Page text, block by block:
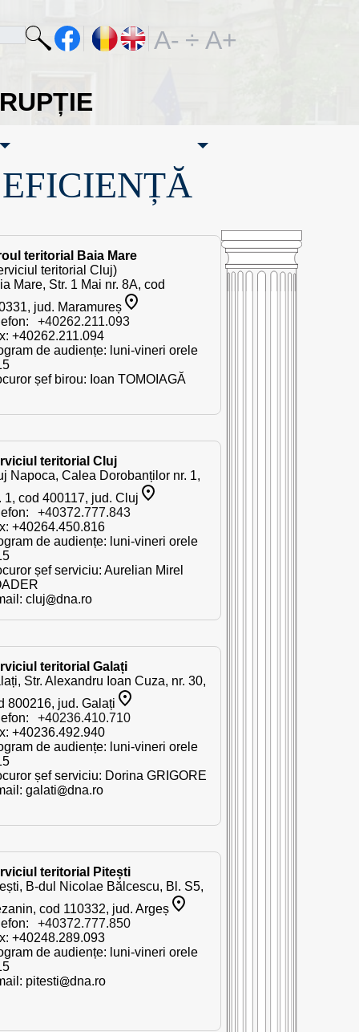
A- ÷ A+
teritorial Baia Mare
teritorial Cluj)
Mare, Str. 1 Mai nr. 8A, cod
jud. Maramureș
+40262.211.093
+40262.211.094
de audiențe: luni-vineri orele
șef birou: Ioan TOMOIAGĂ
teritorial Cluj
Napoca, Calea Dorobanților nr. 1,
1, cod 400117, jud. Cluj
+40372.777.843
+40264.450.816
de audiențe: luni-vineri orele
șef serviciu: Aurelian Mirel
cluj dna.ro
teritorial Galați
Str. Alexandru Ioan Cuza, nr. 30,
800216, jud. Galați
+40236.410.710
+40236.492.940
de audiențe: luni-vineri orele
șef serviciu: Dorina GRIGORE
galati dna.ro
teritorial Pitești
B-dul Nicolae Bălcescu, Bl. S5,
cod 110332, jud. Argeș
+40372.777.850
+40248.289.093
de audiențe: luni-vineri orele
pitesti dna.ro